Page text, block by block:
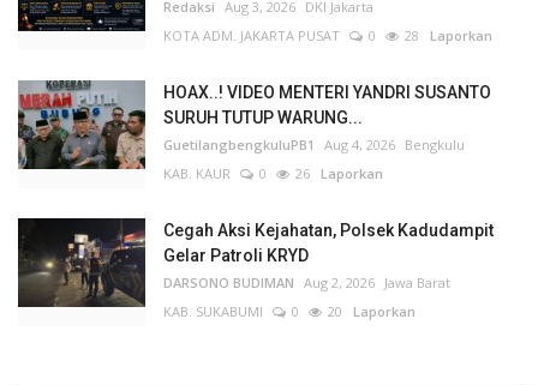
Redaksi Aug 3, 2026 DKI Jakarta
KOTA ADM. JAKARTA PUSAT
0 28 Laporkan
HOAX..! VIDEO MENTERI YANDRI SUSANTO
SURUH TUTUP WARUNG...
GuetilangbengkuluPB1 Aug 4, 2026 Bengkulu
KAB. KAUR
0 26 Laporkan
Cegah Aksi Kejahatan, Polsek Kadudampit
Gelar Patroli KRYD
DARSONO BUDIMAN Aug 2, 2026 Jawa Barat
KAB. SUKABUMI
0 20 Laporkan